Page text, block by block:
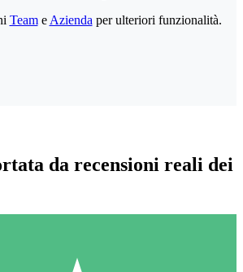
Teame Azienda per ulteriori funzionalità.
da recensioni reali dei